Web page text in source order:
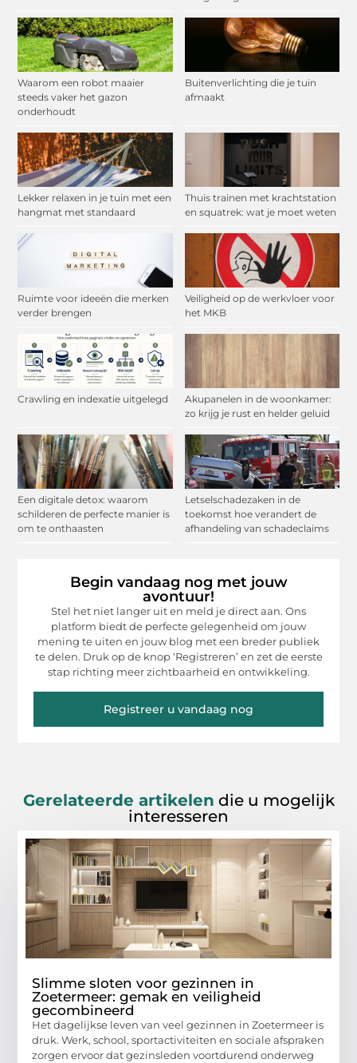
Waarom een robot maaier
steeds vaker het gazon
onderhoudt
Buitenverlichting die je tuin
afmaakt
Lekker relaxen in je tuin met een
hangmat met standaard
Thuis trainen met krachtstation
en squatrek: wat je moet weten
Ruimte voor ideeën die merken
verder brengen
Veiligheid op de werkvloer voor
het MKB
Crawling en indexatie uitgelegd
Akupanelen in de woonkamer:
zo krijg je rust en helder geluid
Een digitale detox: waarom
schilderen de perfecte manier is
om te onthaasten
Letselschadezaken in de
toekomst hoe verandert de
afhandeling van schadeclaims
Begin vandaag nog met jouw
avontuur!
Stel het niet langer uit en meld je direct aan. Ons
platform biedt de perfecte gelegenheid om jouw
mening te uiten en jouw blog met een breder publiek
te delen. Druk op de knop ‘Registreren’ en zet de eerste
stap richting meer zichtbaarheid en ontwikkeling.
Registreer u vandaag nog
Gerelateerde artikelen die u mogelijk
interesseren
Slimme sloten voor gezinnen in
Zoetermeer: gemak en veiligheid
gecombineerd
Het dagelijkse leven van veel gezinnen in Zoetermeer is
druk. Werk, school, sportactiviteiten en sociale afspraken
zorgen ervoor dat gezinsleden voortdurend onderweg